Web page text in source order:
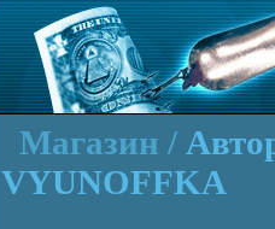
Магазин /
VYUNOFFKA